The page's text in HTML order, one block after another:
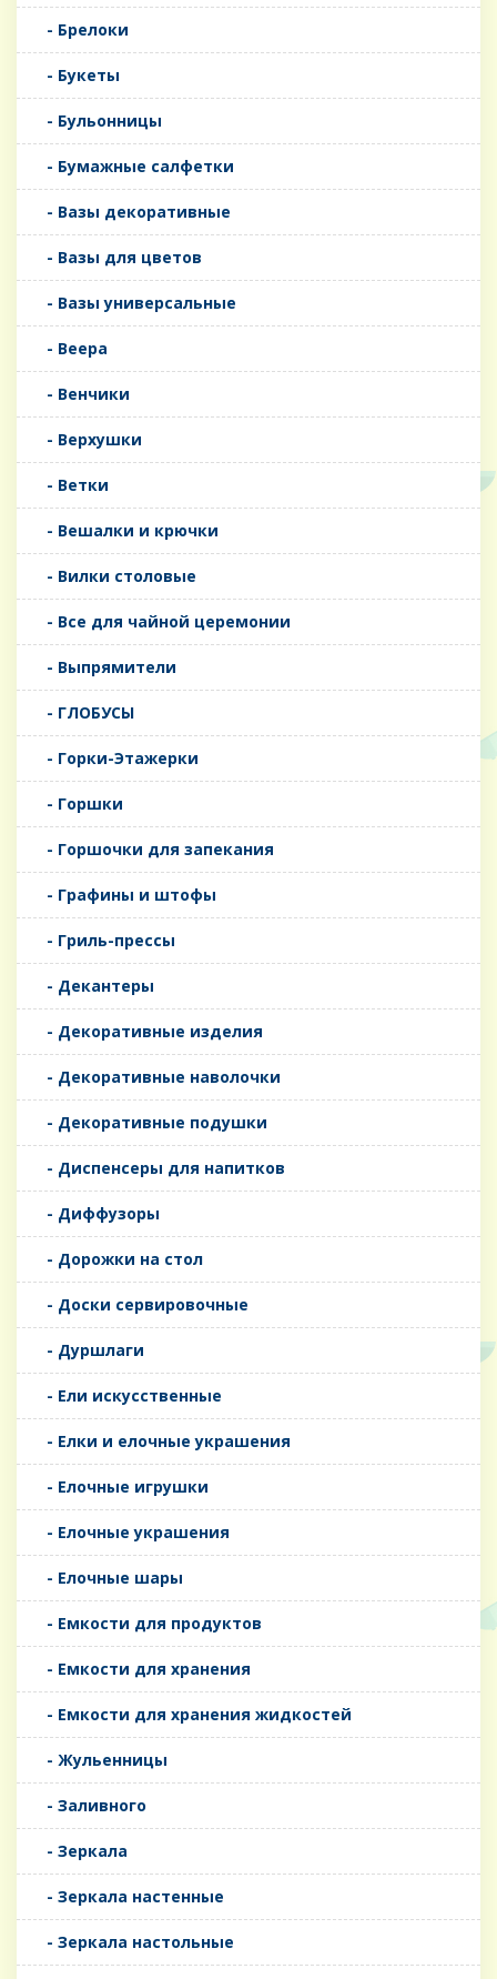
- Брелоки
- Букеты
- Бульонницы
- Бумажные салфетки
- Вазы декоративные
- Вазы для цветов
- Вазы универсальные
- Веера
- Венчики
- Верхушки
- Ветки
- Вешалки и крючки
- Вилки столовые
- Все для чайной церемонии
- Выпрямители
- ГЛОБУСЫ
- Горки-Этажерки
- Горшки
- Горшочки для запекания
- Графины и штофы
- Гриль-прессы
- Декантеры
- Декоративные изделия
- Декоративные наволочки
- Декоративные подушки
- Диспенсеры для напитков
- Диффузоры
- Дорожки на стол
- Доски сервировочные
- Дуршлаги
- Ели искусственные
- Елки и елочные украшения
- Елочные игрушки
- Елочные украшения
- Елочные шары
- Емкости для продуктов
- Емкости для хранения
- Емкости для хранения жидкостей
- Жульенницы
- Заливного
- Зеркала
- Зеркала настенные
- Зеркала настольные